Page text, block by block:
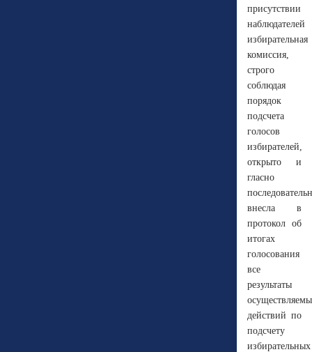
присутствии
наблюдателей
избирательная
комиссия,
строго
соблюдая
порядок
подсчета
голосов
избирателей,
открыто и
гласно
внесла в
протокол об
итогах
голосования
все
результаты
действий по
подсчету
избирательных